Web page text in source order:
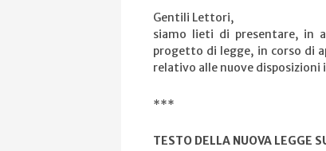
Gentili Lettori,
siamo lieti di presentare, in
progetto di legge, in corso di
relativo alle nuove
***
TESTO DELLA NUOVA LEGGE